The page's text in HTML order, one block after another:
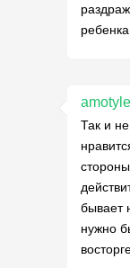
Так и
бывает
нужно